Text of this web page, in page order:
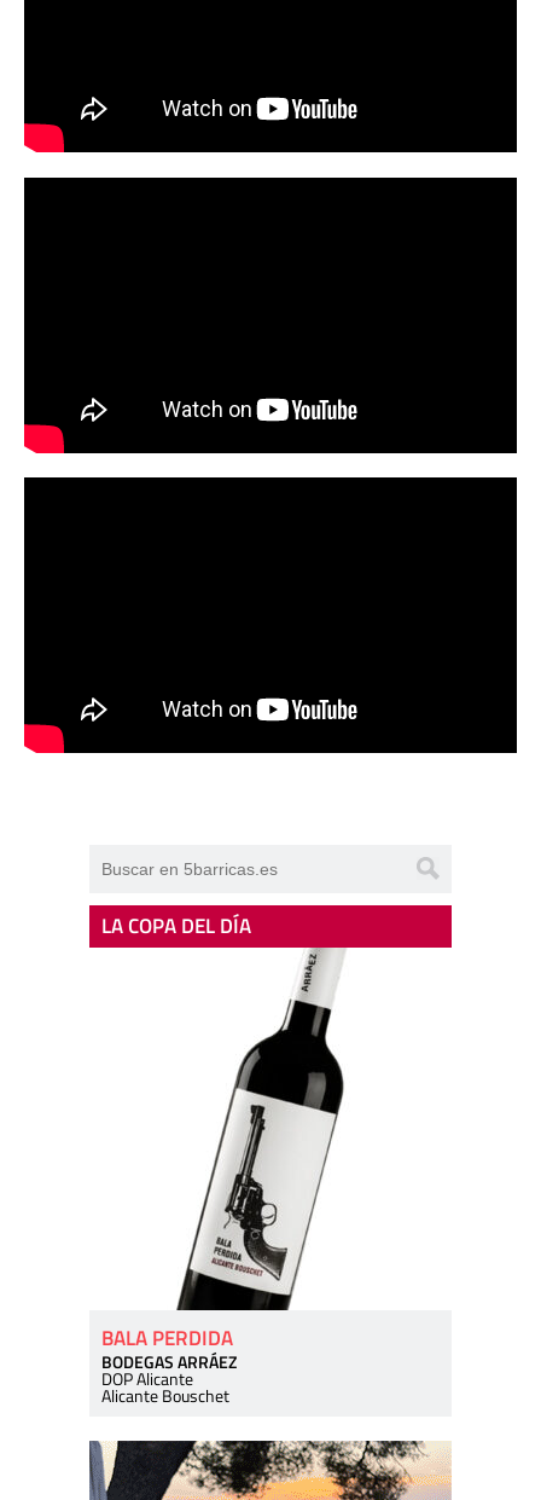
LA COPA DEL DÍA
BALA PERDIDA
BODEGAS ARRÁEZ
DOP Alicante
Alicante Bouschet